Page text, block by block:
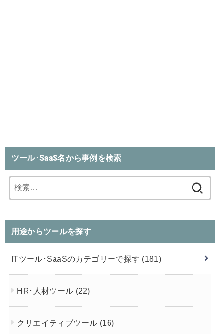
ツール･SaaS名から事例を検索
索:
用途からツールを探す
ITツール･SaaSのカテゴリーで探す (181)
HR･人材ツール (22)
クリエイティブツール (16)